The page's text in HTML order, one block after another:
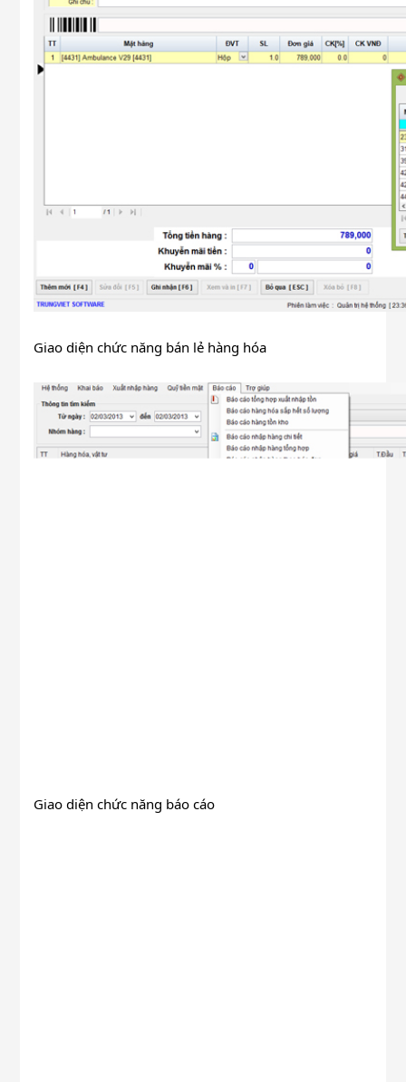
Giao diện chức năng bán lẻ hàng hóa
Giao diện chức năng báo cáo